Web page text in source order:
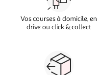
Vos courses à domicile, en
drive ou click & collect